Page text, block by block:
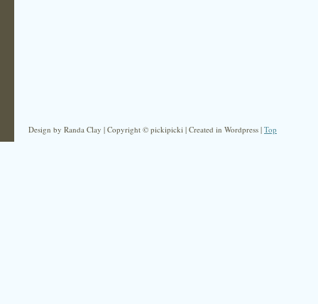
Design by Randa Clay | Copyright © pickipicki | Created in Wordpress | Top